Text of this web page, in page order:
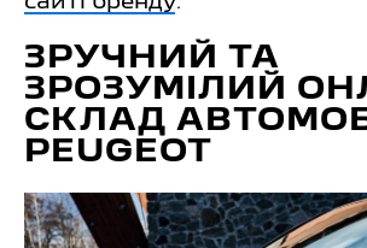
ЗРУЧНИЙ ТА
ЗРОЗУМІЛИЙ
СКЛАД
PEUGEOT